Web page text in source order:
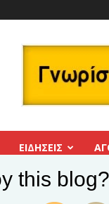
ΕΙΔΗΣΕΙΣ
Χορού «Ντάνκαν»
this